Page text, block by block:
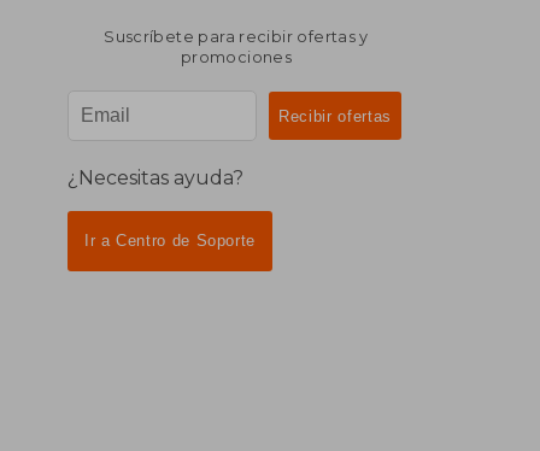
Suscríbete para recibir ofertas y
promociones
¿Necesitas ayuda?
Ir a Centro de Soporte